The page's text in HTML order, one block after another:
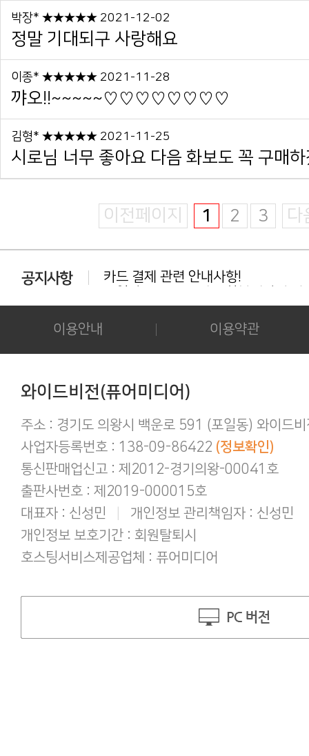
박장* ★★★★★ 2021-12-02
정말 기대되구 사랑해요
이종* ★★★★★ 2021-11-28
꺄오!!~~~~~♡♡♡♡♡♡♡♡
김형* ★★★★★ 2021-11-25
시로님 너무 좋아요 다음 화보도 꼭 구매
이전페이지 1 2 3 다
동일상품 중복 구매는 환불대상이 아
카드결제 결제 중 '세션만료' 문구 노
후기 작성시 화보의 사진을 공개하시
아이폰/아이패드 등 애플기기 화보집
결제후 다운로드 가능기간은 3일간
간편하게 결제하기!
구매 후 후기작성 방법!
이용안내 이용약관
와이드비전(퓨어미디어)
주소 : 경기도 의왕시 백운로 591 (포일동) 와이드비
사업자등록번호 : 138-09-86422 (정보확인)
통신판매업신고 : 제2012-경기의왕-00041호
출판사번호 : 제2019-000015호
대표자 : 신성민
개인정보 관리책임자 : 신성민
개인정보 보호기간 : 회원탈퇴시
호스팅서비스제공업체 : 퓨어미디어